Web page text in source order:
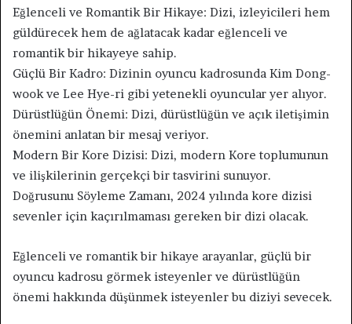
Eğlenceli ve Romantik Bir Hikaye: Dizi, izleyicileri hem
güldürecek hem de ağlatacak kadar eğlenceli ve
romantik bir hikayeye sahip.
Güçlü Bir Kadro: Dizinin oyuncu kadrosunda Kim Dong-
wook ve Lee Hye-ri gibi yetenekli oyuncular yer alıyor.
Dürüstlüğün Önemi: Dizi, dürüstlüğün ve açık iletişimin
önemini anlatan bir mesaj veriyor.
Modern Bir Kore Dizisi: Dizi, modern Kore toplumunun
ve ilişkilerinin gerçekçi bir tasvirini sunuyor.
Doğrusunu Söyleme Zamanı, 2024 yılında kore dizisi
sevenler için kaçırılmaması gereken bir dizi olacak.
Eğlenceli ve romantik bir hikaye arayanlar, güçlü bir
oyuncu kadrosu görmek isteyenler ve dürüstlüğün
önemi hakkında düşünmek isteyenler bu diziyi sevecek.